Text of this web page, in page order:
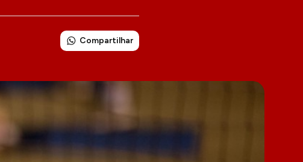
Compartilhar